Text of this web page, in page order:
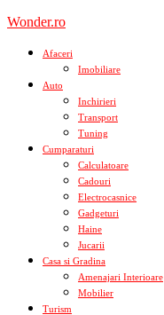
Skip
content
Wonder.ro
Afaceri
Imobiliare
Auto
Inchirieri
Transport
Tuning
Cumparaturi
Calculatoare
Cadouri
Electrocasnice
Gadgeturi
Haine
Jucarii
Casa si Gradina
Amenajari Interioare
Mobilier
Turism